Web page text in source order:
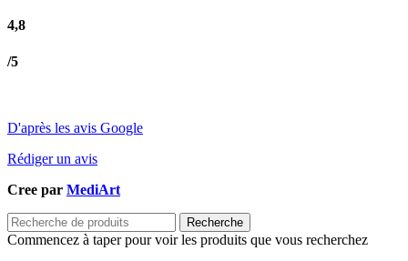
4,8
/5
D'après les avis Google
Rédiger un avis
Cree par MediArt
Recherche
Commencez à taper pour voir les produits que vous recherchez